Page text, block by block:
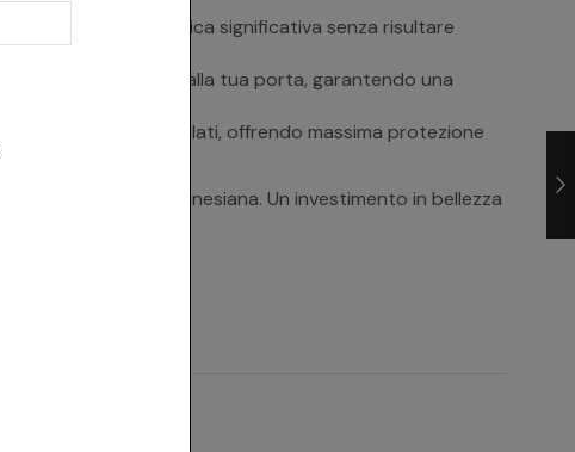
una presenza scenica significativa senza risultare
magazzino fino alla tua porta, garantendo una
con materiali riciclati, offrendo massima protezione
sacra indonesiana. Un investimento in bellezza